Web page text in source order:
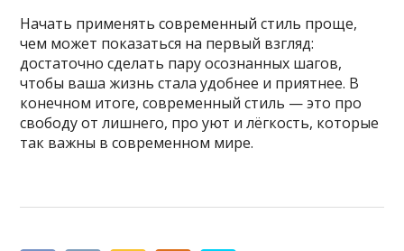
Начать применять современный стиль проще,
чем может показаться на первый взгляд:
достаточно сделать пару осознанных шагов,
чтобы ваша жизнь стала удобнее и приятнее. В
конечном итоге, современный стиль — это про
свободу от лишнего, про уют и лёгкость, которые
так важны в современном мире.